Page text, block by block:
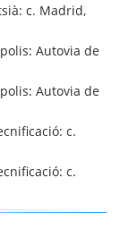
c. Madrid,
Autovia de
Autovia de
c.
c.